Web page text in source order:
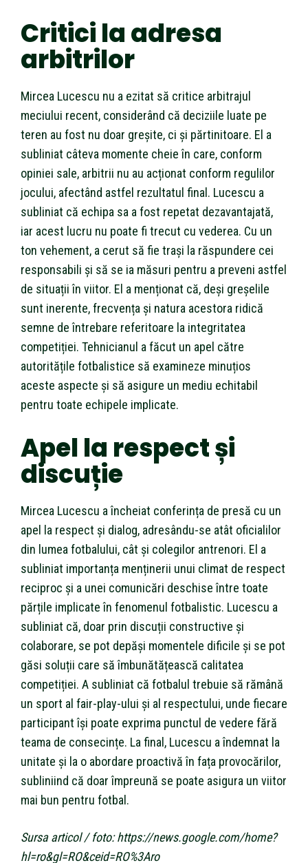
Critici la adresa
arbitrilor
Mircea Lucescu nu a ezitat să critice arbitrajul
meciului recent, considerând că deciziile luate pe
teren au fost nu doar greșite, ci și părtinitoare. El a
subliniat câteva momente cheie în care, conform
opiniei sale, arbitrii nu au acționat conform regulilor
jocului, afectând astfel rezultatul final. Lucescu a
subliniat că echipa sa a fost repetat dezavantajată,
iar acest lucru nu poate fi trecut cu vederea. Cu un
ton vehement, a cerut să fie trași la răspundere cei
responsabili și să se ia măsuri pentru a preveni astfel
de situații în viitor. El a menționat că, deși greșelile
sunt inerente, frecvența și natura acestora ridică
semne de întrebare referitoare la integritatea
competiției. Tehnicianul a făcut un apel către
autoritățile fotbalistice să examineze minuțios
aceste aspecte și să asigure un mediu echitabil
pentru toate echipele implicate.
Apel la respect și
discuție
Mircea Lucescu a încheiat conferința de presă cu un
apel la respect și dialog, adresându-se atât oficialilor
din lumea fotbalului, cât și colegilor antrenori. El a
subliniat importanța menținerii unui climat de respect
reciproc și a unei comunicări deschise între toate
părțile implicate în fenomenul fotbalistic. Lucescu a
subliniat că, doar prin discuții constructive și
colaborare, se pot depăși momentele dificile și se pot
găsi soluții care să îmbunătățească calitatea
competiției. A subliniat că fotbalul trebuie să rămână
un sport al fair-play-ului și al respectului, unde fiecare
participant își poate exprima punctul de vedere fără
teama de consecințe. La final, Lucescu a îndemnat la
unitate și la o abordare proactivă în fața provocărilor,
subliniind că doar împreună se poate asigura un viitor
mai bun pentru fotbal.
Sursa articol / foto: https://news.google.com/home?
hl=ro&gl=RO&ceid=RO%3Aro